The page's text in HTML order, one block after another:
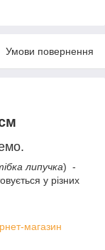
Умови повернення
липучка) -
у різних
магазин